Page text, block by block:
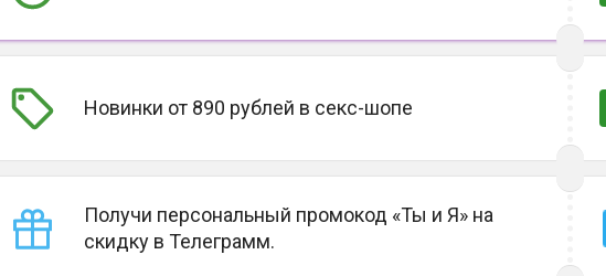
Новинки от 890 рублей в секс-шопе
Получи персональный промокод «Ты и Я» на
скидку в Телеграмм.